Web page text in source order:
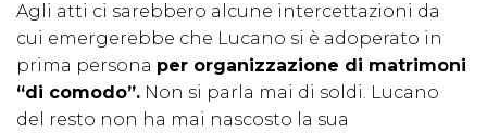
Agli atti ci sarebbero alcune intercettazioni da
cui emergerebbe che Lucano si è adoperato in
prima persona per organizzazione di matrimoni
“di comodo”. Non si parla mai di soldi. Lucano
del resto non ha mai nascosto la sua